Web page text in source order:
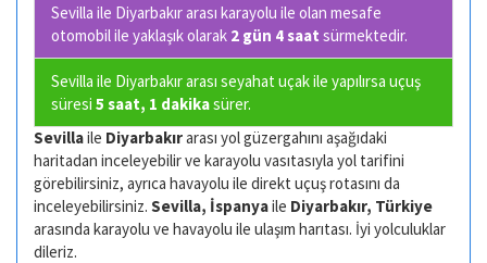
Sevilla ile Diyarbakır arası karayolu ile olan mesafe
otomobil ile yaklaşık olarak 2 gün 4 saat sürmektedir.
Sevilla ile Diyarbakır arası seyahat uçak ile yapılırsa uçuş
süresi 5 saat, 1 dakikasürer.
Sevillaile Diyarbakırarası yol güzergahını aşağıdaki
haritadan inceleyebilir ve karayolu vasıtasıyla yol tarifini
görebilirsiniz, ayrıca havayolu ile direkt uçuş rotasını da
inceleyebilirsiniz. Sevilla, İspanyaile Diyarbakır, Türkiye
arasında karayolu ve havayolu ile ulaşım harıtası. İyi yolculuklar
dileriz.